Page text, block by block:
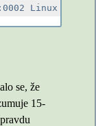
se, že
15-